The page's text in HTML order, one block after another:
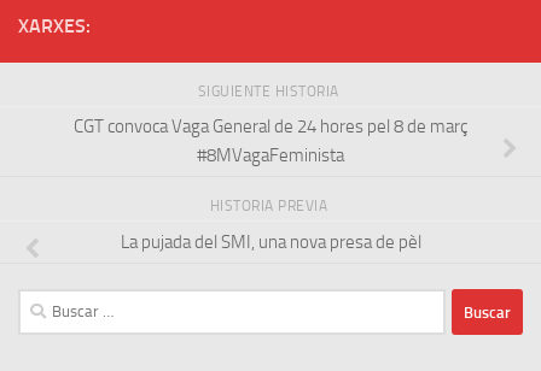
XARXES:
SIGUIENTE HISTORIA
CGT convoca Vaga General de 24 hores pel 8 de març
#8MVagaFeminista
HISTORIA PREVIA
La pujada del SMI, una nova presa de pèl
Buscar: